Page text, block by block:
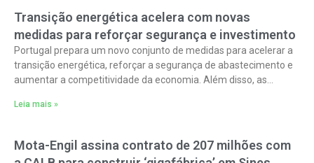
Transição energética acelera com novas
medidas para reforçar segurança e investimento
Portugal prepara um novo conjunto de medidas para acelerar a
transição energética, reforçar a segurança de abastecimento e
aumentar a competitividade da economia. Além disso, as
Leia mais »
Mota-Engil assina contrato de 207 milhões com